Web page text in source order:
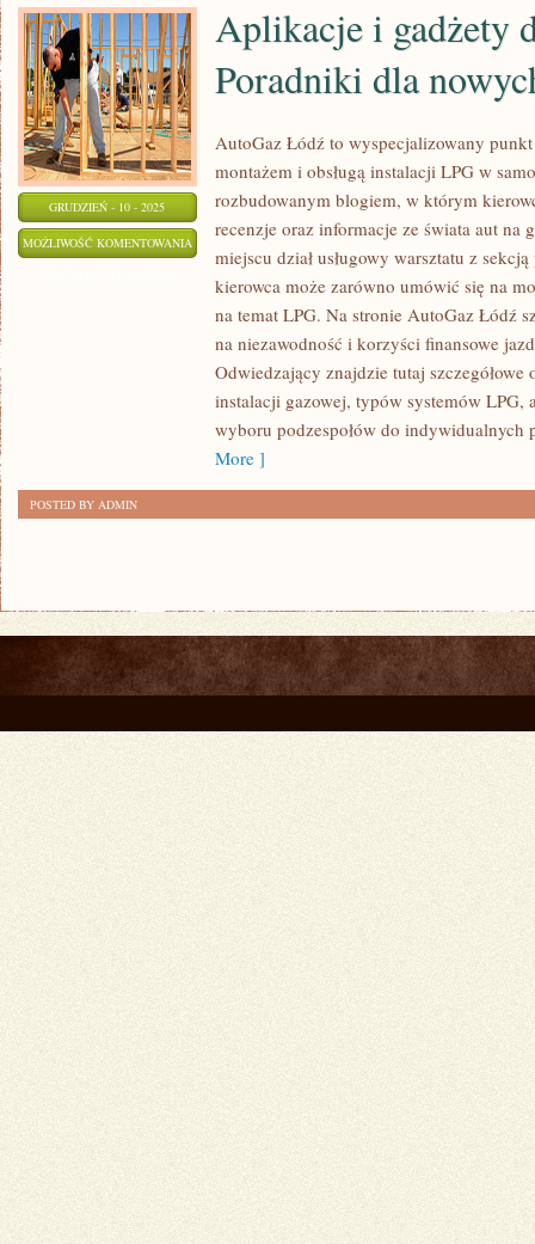
GRUDZIEŃ - 10 - 2025
MOŻLIWOŚĆ KOMENTOWANIA
PORADNIKI
Aplikacje i gadżety
Poradniki dla
AutoGaz Łódź to wyspecjalizowany
montażem i obsługą instalacji LPG w
rozbudowanym blogiem, w którym
recenzje oraz informacje ze świata aut na
miejscu dział usługowy warsztatu z
kierowca może zarówno umówić się na
na temat LPG. Na stronie AutoGaz Łódź
na niezawodność i korzyści finansowe
Odwiedzający znajdzie tutaj szczegółowe
instalacji gazowej, typów systemów LPG,
wyboru podzespołów do indywidualnych
More ]
POSTED BY ADMIN